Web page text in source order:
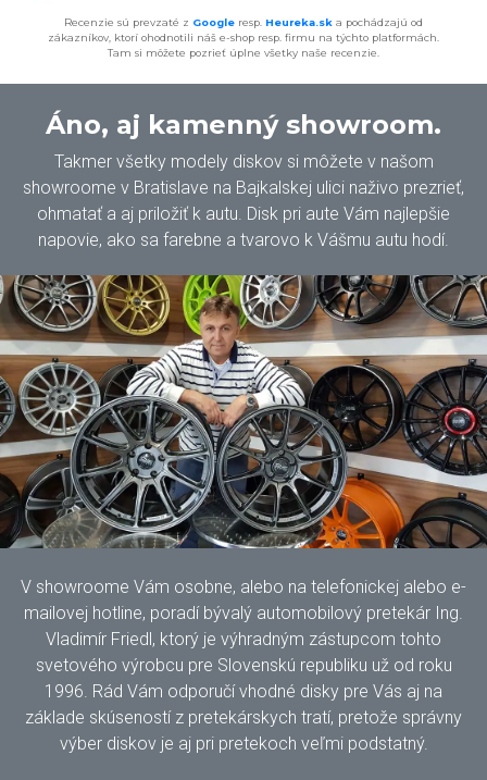
Recenzie sú prevzaté z Google resp. Heureka.sk a pochádzajú od
zákazníkov, ktorí ohodnotili náš e-shop resp. firmu na týchto platformách.
Tam si môžete pozrieť úplne všetky naše recenzie.
Áno, aj kamenný showroom.
Takmer všetky modely diskov si môžete v našom
showroome v Bratislave na Bajkalskej ulici naživo prezrieť,
ohmatať a aj priložiť k autu. Disk pri aute Vám najlepšie
napovie, ako sa farebne a tvarovo k Vášmu autu hodí.
V showroome Vám osobne, alebo na telefonickej alebo e-
mailovej hotline, poradí bývalý automobilový pretekár Ing.
Vladimír Friedl, ktorý je výhradným zástupcom tohto
svetového výrobcu pre Slovenskú republiku už od roku
1996. Rád Vám odporučí vhodné disky pre Vás aj na
základe skúseností z pretekárskych tratí, pretože správny
výber diskov je aj pri pretekoch veľmi podstatný.